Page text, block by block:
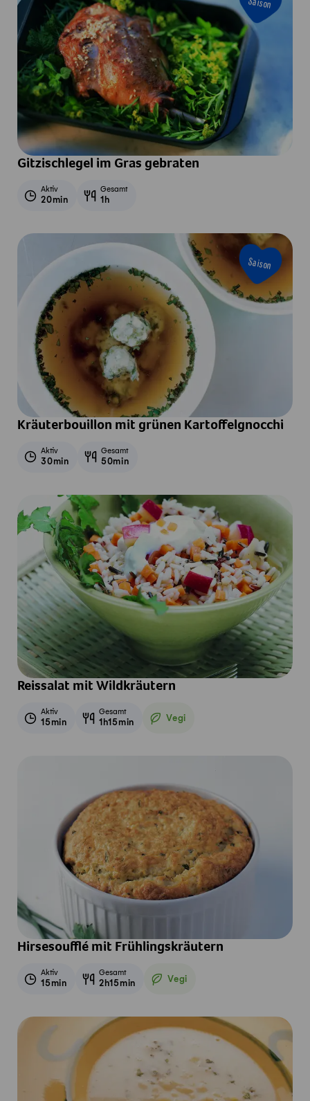
Saison
Gitzischlegel im Gras gebraten
Aktiv
20min
Gesamt
1h
Saison
Kräuterbouillon mit grünen Kartoffelgnocchi
Aktiv
30min
Gesamt
50min
Reissalat mit Wildkräutern
Aktiv
15min
Gesamt
1h15min Vegi
Vegetarisch
Hirsesoufflé mit Frühlingskräutern
Aktiv
15min
Gesamt
2h15min Vegi
Vegetarisch